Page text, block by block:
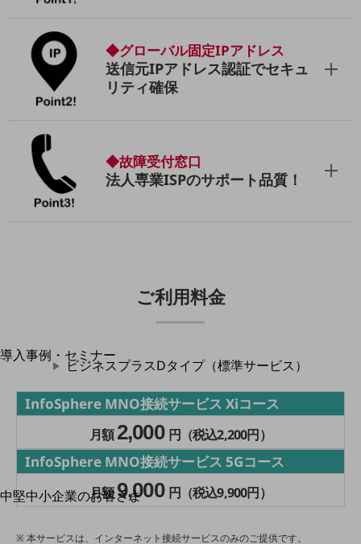
データプラス
IoT向け回線料金
home5Gプラン
端末の一元管理
セキュリティ
運用保守・故障紛失サポート
導入事例・セミナー
導入事例TOP
最新の導入事例や注目の導入事例をご紹介します
セミナー
開催・出展する各種セミナー、イベント情報をご紹介します
別ウィンドウで開きます
中堅中小企業のお客さま
ビジネスお役立ち情報
◆グローバル固定IPアドレス
送信元IPアドレス認証でセキュ
リティ確保
◆故障受付窓口
法人専業ISPのサポート品質！
ご利用料金
ビジネスプラスDタイプ（標準サービス）
InfoSphere MNO接続サービス Xiコース
月額2,000 円（税込2,200円）
InfoSphere MNO接続サービス 5Gコース
月額9,000 円（税込9,900円）
本サービスは、インターネット接続サービスのみのご提供です。